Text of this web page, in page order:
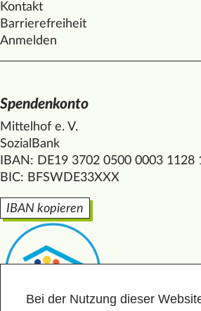
Kontakt
Barrierefreiheit
Anmelden
Spendenkonto
Mittelhof e. V.
SozialBank
IBAN: DE19 3702 0500 0003 1128
BIC: BFSWDE33XXX
IBAN kopieren
Bei der Nutzung dieser